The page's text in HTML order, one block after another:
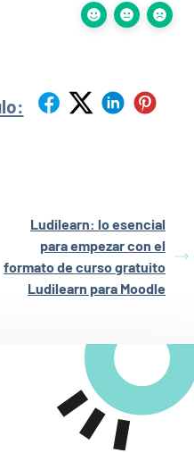
Ludilearn: lo esencial
para empezar con el
formato de curso gratuito
Ludilearn para Moodle